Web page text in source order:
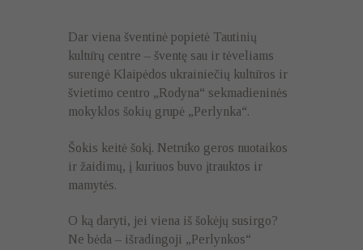
Dar viena šventinė popietė Tautinių
kultūrų centre – šventę sau ir tėveliams
surengė Klaipėdos ukrainiečių kultūros ir
švietimo centro „Rodyna“ sekmadieninės
mokyklos šokių grupė „Perlynka“.
Šokis keitė šokį. Netrūko geros nuotaikos
ir žaidimų, į kuriuos buvo įtrauktos ir
mamytės.
O ką daryti, jei viena iš šokėjų susirgo?
Ne bėda – išradingoji „Perlynkos“